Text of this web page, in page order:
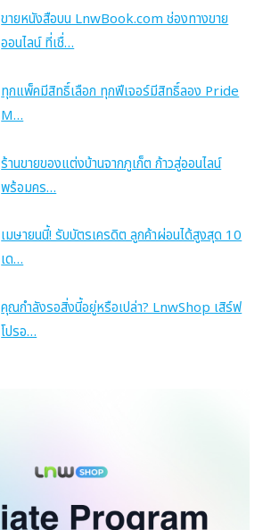
ขายหนังสือบน LnwBook.com ช่องทางขาย
ออนไลน์ ที่เชื่…
ทุกแพ็คมีสิทธิ์เลือก ทุกฟีเจอร์มีสิทธิ์ลอง Pride
M…
ร้านขายของแต่งบ้านจากภูเก็ต ก้าวสู่ออนไลน์
พร้อมคร…
เมษายนนี้! รับบัตรเครดิต ลูกค้าผ่อนได้สูงสุด 10
เด…
คุณกำลังรอสิ่งนี้อยู่หรือเปล่า? LnwShop เสิร์ฟ
โปรอ…